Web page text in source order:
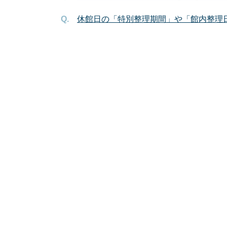
休館日の「特別整理期間」や「館内整理